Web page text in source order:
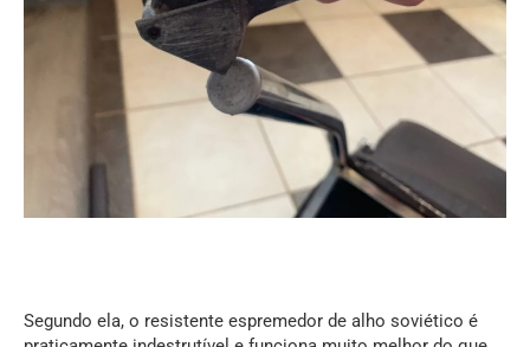
Segundo ela, o resistente espremedor de alho soviético é